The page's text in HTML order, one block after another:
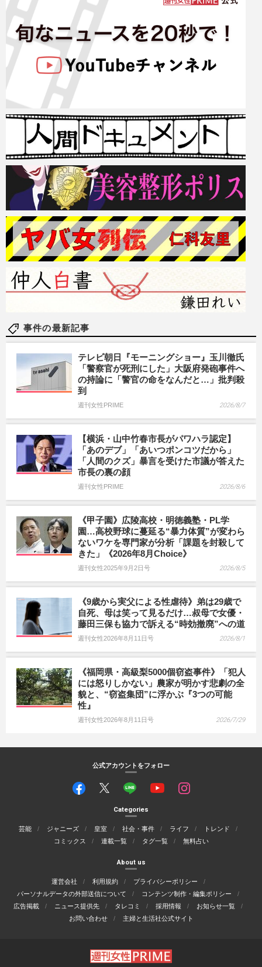
事件の最新記事
テレビ朝日『モーニングショー』玉川徹氏
「警察官が死刑にした」大阪府発砲事件へ
の持論に「警官の命をなんだと…」批判殺
到
週刊女性PRIME 2026/8/7
【横浜・山中竹春市長がパワハラ認定】
「あのデブ」「あいつポンコツだから」
「人間のクズ」暴言を受けた市議が答えた
市長の裏の顔
週刊女性PRIME 2026/8/6
《甲子園》広陵高校・明徳義塾・PL学
園…高校野球に蔓延る“暴力体質”が変わら
ないワケを専門家が分析「課題を封殺して
きた」《2026年8月Choice》
週刊女性2025年9月2日号 2026/8/5
《9歳から実父による性虐待》弟は29歳で
自死、母は笑って見るだけ…叔母で女優・
藤田三保も協力で訴える“時効撤廃”への道
週刊女性2026年8月11日号 2026/8/1
《福岡県・高級梨5000個窃盗事件》「犯人
には怒りしかない」農家が明かす悲劇の全
貌と、“窃盗集団”に浮かぶ『3つの可能
性』
週刊女性2026年8月11日号 2026/7/29
公式アカウントをフォロー
Categories
芸能 ジャニーズ 皇室 社会・事件 ライフ
トレンド
コミックス
連載一覧 タグ一覧 無料占い
About us
運営会社 利用規約
プライバシーポリシー
パーソナルデータの外部送信について
コンテンツ制作・編集ポリシー
広告掲載
ニュース提供先 タレコミ 採用情報
お知らせ一覧
お問い合わせ
主婦と生活社公式サイト